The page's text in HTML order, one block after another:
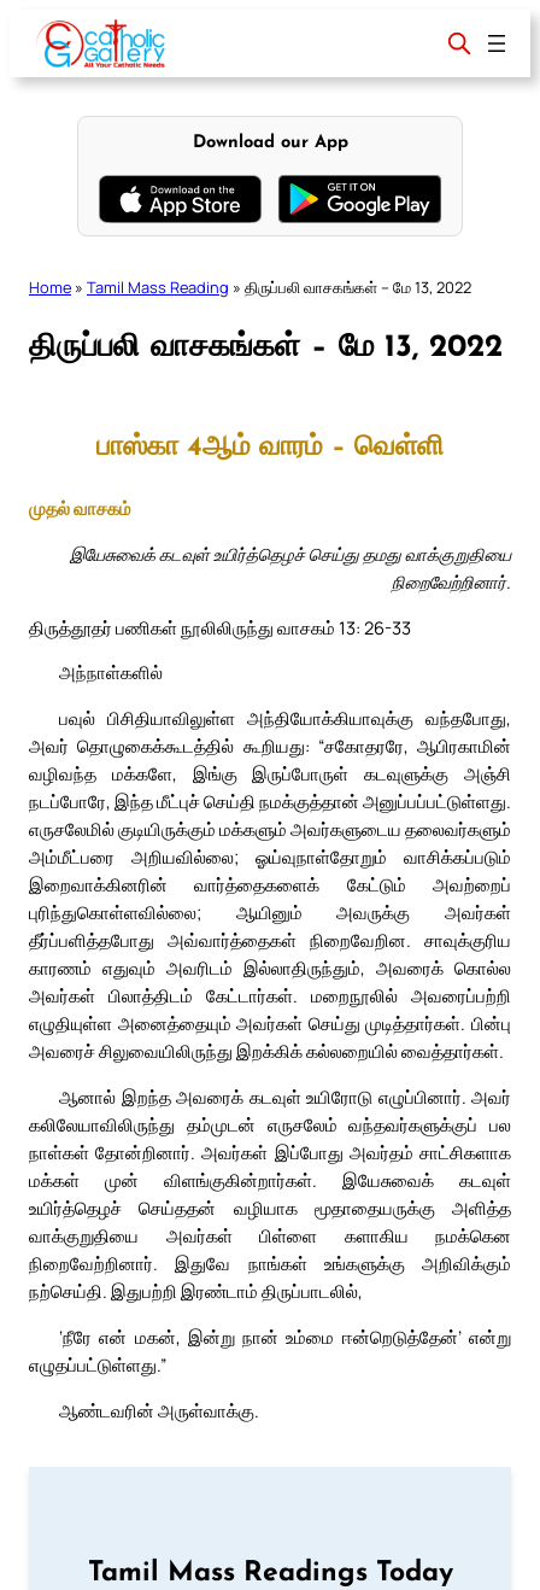
content
Download our App
Home » Tamil Mass Reading » திருப்பலி வாசகங்கள் – மே 13, 2022
திருப்பலி வாசகங்கள் – மே 13, 2022
பாஸ்கா 4ஆம் வாரம் – வெள்ளி
முதல் வாசகம்
இயேசுவைக் கடவுள் உயிர்த்தெழச் செய்து தமது வாக்குறுதியை
நிறைவேற்றினார்.
திருத்தூதர் பணிகள் நூலிலிருந்து வாசகம் 13: 26-33
அந்நாள்களில்
பவுல் பிசிதியாவிலுள்ள அந்தியோக்கியாவுக்கு வந்தபோது,
அவர் தொழுகைக்கூடத்தில் கூறியது: “சகோதரரே, ஆபிரகாமின்
வழிவந்த மக்களே, இங்கு இருப்போருள் கடவுளுக்கு அஞ்சி
நடப்போரே, இந்த மீட்புச் செய்தி நமக்குத்தான் அனுப்பப்பட்டுள்ளது.
எருசலேமில் குடியிருக்கும் மக்களும் அவர்களுடைய தலைவர்களும்
அம்மீட்பரை அறியவில்லை; ஓய்வுநாள்தோறும் வாசிக்கப்படும்
இறைவாக்கினரின் வார்த்தைகளைக் கேட்டும் அவற்றைப்
புரிந்துகொள்ளவில்லை; ஆயினும் அவருக்கு அவர்கள்
தீர்ப்பளித்தபோது அவ்வார்த்தைகள் நிறைவேறின. சாவுக்குரிய
காரணம் எதுவும் அவரிடம் இல்லாதிருந்தும், அவரைக் கொல்ல
அவர்கள் பிலாத்திடம் கேட்டார்கள். மறைநூலில் அவரைப்பற்றி
எழுதியுள்ள அனைத்தையும் அவர்கள் செய்து முடித்தார்கள். பின்பு
அவரைச் சிலுவையிலிருந்து இறக்கிக் கல்லறையில் வைத்தார்கள்.
ஆனால் இறந்த அவரைக் கடவுள் உயிரோடு எழுப்பினார். அவர்
கலிலேயாவிலிருந்து தம்முடன் எருசலேம் வந்தவர்களுக்குப் பல
நாள்கள் தோன்றினார். அவர்கள் இப்போது அவர்தம் சாட்சிகளாக
மக்கள் முன் விளங்குகின்றார்கள். இயேசுவைக் கடவுள்
உயிர்த்தெழச் செய்ததன் வழியாக மூதாதையருக்கு அளித்த
வாக்குறுதியை அவர்கள் பிள்ளை களாகிய நமக்கென
நிறைவேற்றினார். இதுவே நாங்கள் உங்களுக்கு அறிவிக்கும்
நற்செய்தி. இதுபற்றி இரண்டாம் திருப்பாடலில்,
‘நீரே என் மகன், இன்று நான் உம்மை ஈன்றெடுத்தேன்’ என்று
எழுதப்பட்டுள்ளது.”
ஆண்டவரின் அருள்வாக்கு.
Tamil Mass Readings Today